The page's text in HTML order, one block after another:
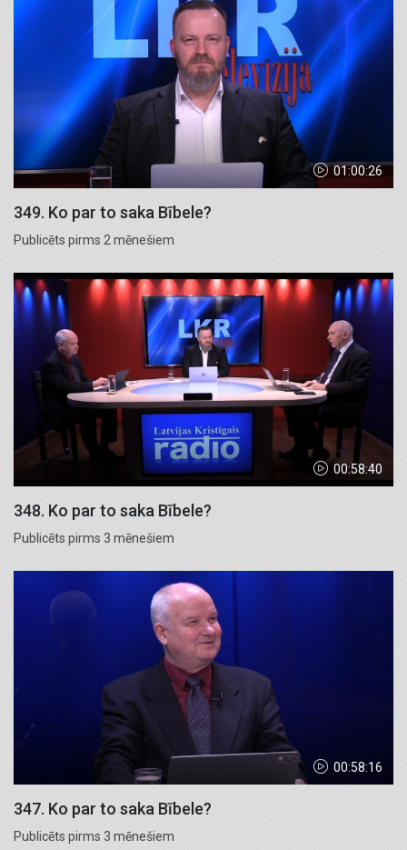
01:00:26
349. Ko par to saka Bībele?
Publicēts pirms 2 mēnešiem
00:58:40
348. Ko par to saka Bībele?
Publicēts pirms 3 mēnešiem
00:58:16
347. Ko par to saka Bībele?
Publicēts pirms 3 mēnešiem